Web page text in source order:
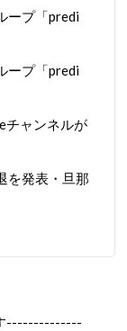
ープ「predi
ープ「predi
ャンネルが
発表・旦那
--------------